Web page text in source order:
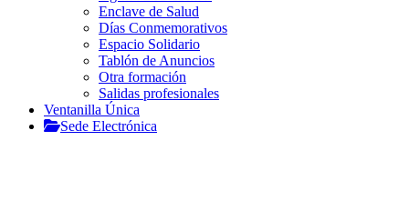
Enclave de Salud
Días Conmemorativos
Espacio Solidario
Tablón de Anuncios
Otra formación
Salidas profesionales
Ventanilla Única
Sede Electrónica